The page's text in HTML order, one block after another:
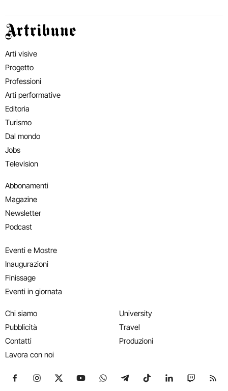
Artribune
Arti visive
Progetto
Professioni
Arti performative
Editoria
Turismo
Dal mondo
Jobs
Television
Abbonamenti
Magazine
Newsletter
Podcast
Eventi e Mostre
Inaugurazioni
Finissage
Eventi in giornata
Chi siamo
Pubblicità
Contatti
Lavora con noi
University
Travel
Produzioni
Seguici su Facebook
Seguici su Instagram
Seguici su X
Seguici su YouTube
Seguici su WhatsApp
Seguici su Telegram
Seguici su TikTok
Seguici su
Seguici